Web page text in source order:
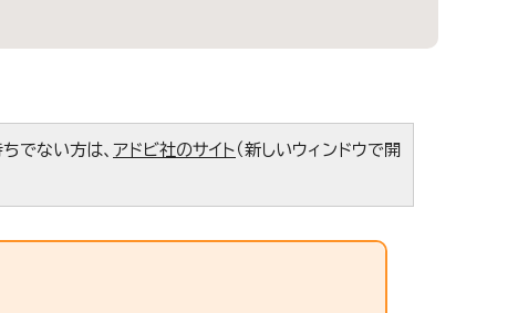
でない方は、 アドビ社のサイト（新しいウィンドウで開